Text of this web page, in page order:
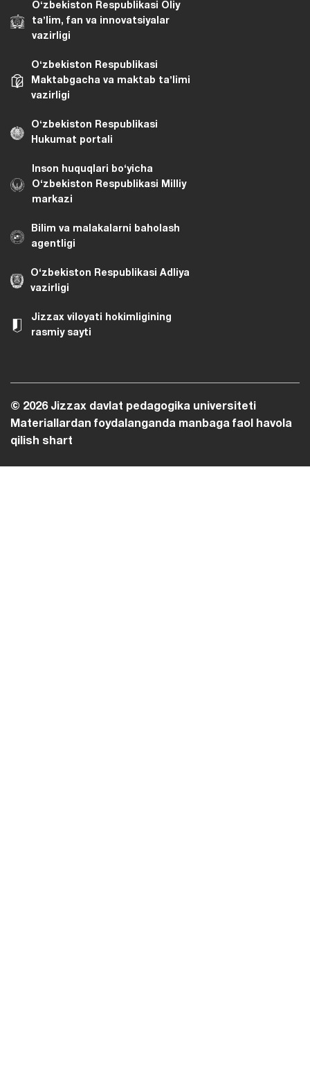
Oʻzbekiston Respublikasi Oliy
taʼlim, fan va innovatsiyalar
vazirligi
Oʻzbekiston Respublikasi
Maktabgacha va maktab taʼlimi
vazirligi
Oʻzbekiston Respublikasi
Hukumat portali
Inson huquqlari bo‘yicha
O‘zbekiston Respublikasi Milliy
markazi
Bilim va malakalarni baholash
agentligi
O‘zbekiston Respublikasi Adliya
vazirligi
Jizzax viloyati hokimligining
rasmiy sayti
© 2026 Jizzax davlat pedagogika universiteti
Materiallardan foydalanganda manbaga faol havola
qilish shart